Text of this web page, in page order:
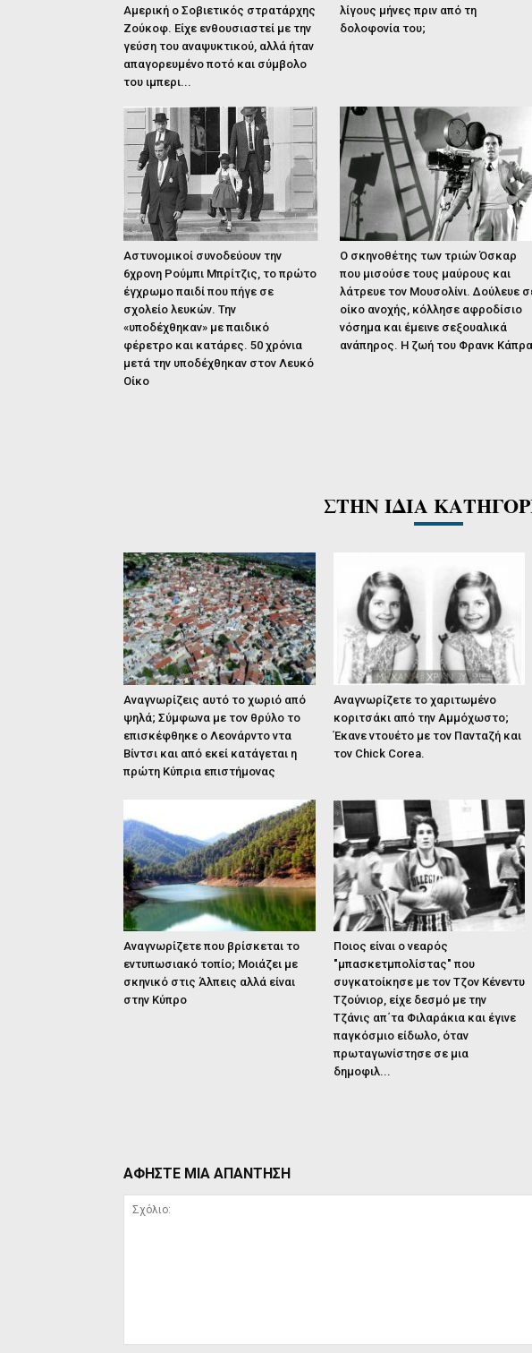
Αμερική ο Σοβιετικός στρατάρχης
Ζούκοφ. Είχε ενθουσιαστεί με την
γεύση του αναψυκτικού, αλλά ήταν
απαγορευμένο ποτό και σύμβολο
του ιμπερι...
λίγους μήνες πριν από τη
δολοφονία του;
Αστυνομικοί συνοδεύουν την
6χρονη Ρούμπι Μπρίτζις, το πρώτο
έγχρωμο παιδί που πήγε σε
σχολείο λευκών. Την
«υποδέχθηκαν» με παιδικό
φέρετρο και κατάρες. 50 χρόνια
μετά την υποδέχθηκαν στον Λευκό
Οίκο
Ο σκηνοθέτης των τριών Όσκαρ
που μισούσε τους μαύρους και
λάτρευε τον Μουσολίνι. Δούλευε
οίκο ανοχής, κόλλησε αφροδίσιο
νόσημα και έμεινε σεξουαλικά
ανάπηρος. Η ζωή του Φρανκ Κάπρα
ΣΤΗΝ ΙΔΙΑ
Αναγνωρίζεις αυτό το χωριό από
ψηλά; Σύμφωνα με τον θρύλο το
επισκέφθηκε ο Λεονάρντο ντα
Βίντσι και από εκεί κατάγεται η
πρώτη Κύπρια επιστήμονας
Αναγνωρίζετε το χαριτωμένο
κοριτσάκι από την Αμμόχωστο;
Έκανε ντουέτο με τον Πανταζή και
τον Chick Corea.
Αναγνωρίζετε που βρίσκεται το
εντυπωσιακό τοπίο; Μοιάζει με
σκηνικό στις Άλπεις αλλά είναι
στην Κύπρο
Ποιος είναι ο νεαρός
"μπασκετμπολίστας" που
συγκατοίκησε με τον Τζον Κένεντυ
Τζούνιορ, είχε δεσμό με την
Τζάνις απ΄τα Φιλαράκια και έγινε
παγκόσμιο είδωλο, όταν
πρωταγωνίστησε σε μια
δημοφιλ...
ΑΦΗΣΤΕ ΜΙΑ ΑΠΑΝΤΗΣΗ